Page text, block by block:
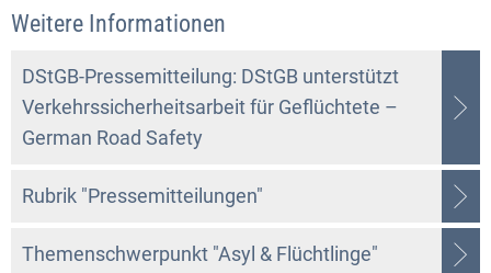
Weitere Informationen
DStGB-Pressemitteilung: DStGB unterstützt
Verkehrssicherheitsarbeit für Geflüchtete –
German Road Safety
Rubrik "Pressemitteilungen"
Themenschwerpunkt "Asyl & Flüchtlinge"